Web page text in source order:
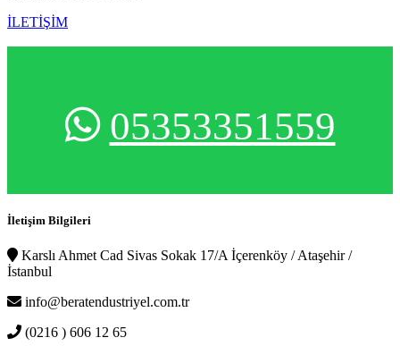
İLETİŞİM
05353351559
İletişim Bilgileri
Karslı Ahmet Cad Sivas Sokak 17/A İçerenköy / Ataşehir /
İstanbul
info@beratendustriyel.com.tr
(0216 ) 606 12 65